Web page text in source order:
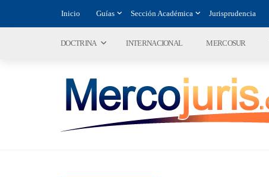
Inicio Guías Sección Académica Jurisprudencia
DOCTRINA INTERNACIONAL MERCOSUR